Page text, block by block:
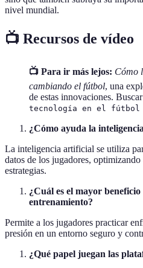
nivel mundial.
📺 Recursos de vídeo
📺 Para ir más lejos: Cómo
cambiando el fútbol, una
de estas innovaciones.
tecnología en el fútbol
¿Cómo ayuda la
La inteligencia artificial se utiliza
datos de los jugadores,
estrategias.
¿Cuál es el mayor
entrenamiento?
Permite a los jugadores practicar
presión en un entorno seguro y
¿Qué papel juegan las